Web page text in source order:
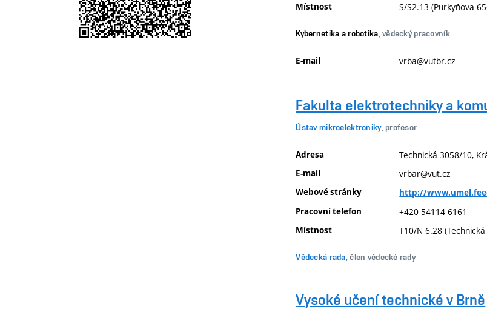
Místnost S/S2.13 (Purkyňova
Kybernetika a robotika , vědecký pracovník
E-mail vrba@vutbr.cz
Fakulta elektrotechniky a
Ústav mikroelektroniky, profesor
Adresa Technická 3058/10,
E-mail vrbar@vut.cz
Webové stránky
http://
Pracovní telefon
+420 54114 6161
Místnost T10/N 6.28
Vědecká rada, člen vědecké rady
Vysoké učení technické v Brně